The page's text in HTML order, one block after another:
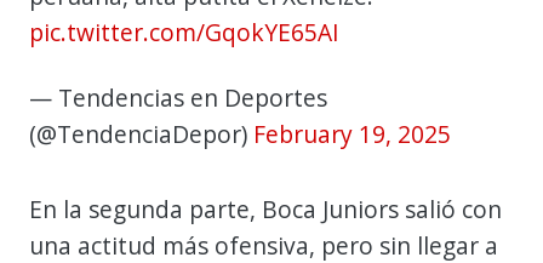
pic.twitter.com/GqokYE65AI
— Tendencias en Deportes
(@TendenciaDepor) February 19, 2025
En la segunda parte, Boca Juniors salió con
una actitud más ofensiva, pero sin llegar a